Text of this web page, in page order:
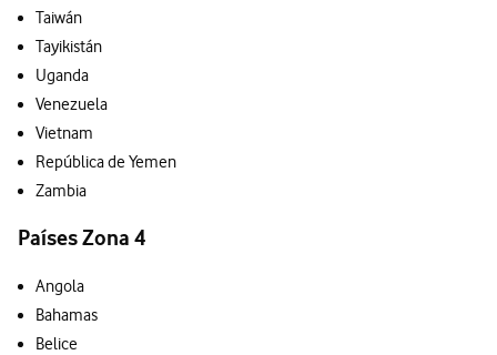
Taiwán
Tayikistán
Uganda
Venezuela
Vietnam
República de Yemen
Zambia
Países Zona 4
Angola
Bahamas
Belice